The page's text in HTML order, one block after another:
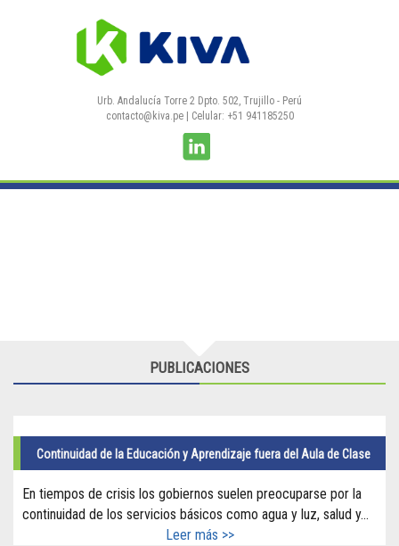
Pasar al contenido principal
Urb. Andalucía Torre 2 Dpto. 502, Trujillo - Perú
contacto@kiva.pe| Celular: +51 941185250
PUBLICACIONES
Continuidad de la Educación y Aprendizaje fuera del Aula de Clase
En tiempos de crisis los gobiernos suelen preocuparse por la
continuidad de los servicios básicos como agua y luz, salud y...
Leer más >>